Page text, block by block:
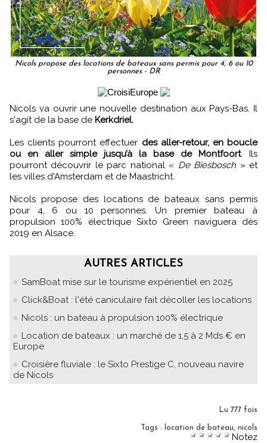
Nicols propose des locations de bateaux sans permis pour 4, 6 ou 10
personnes - DR
Nicols va ouvrir une nouvelle destination aux Pays-Bas. Il
s'agit de la base de Kerkdriel.
Les clients pourront effectuer des aller-retour, en boucle
ou en aller simple jusqu’à la base de Montfoort. Ils
pourront découvrir le parc national « De Biesbosch » et
les villes d'Amsterdam et de Maastricht.
Nicols propose des locations de bateaux sans permis
pour 4, 6 ou 10 personnes. Un premier bateau à
propulsion 100% électrique Sixto Green naviguera dès
2019 en Alsace.
AUTRES ARTICLES
SamBoat mise sur le tourisme expérientiel en 2025
Click&Boat : l'été caniculaire fait décoller les locations
Nicols : un bateau à propulsion 100% électrique
Location de bateaux : un marché de 1,5 à 2 Mds € en
Europe
Croisière fluviale : le Sixto Prestige C, nouveau navire
de Nicols
Lu 777 fois
Tags : location de bateau nicols
Notez